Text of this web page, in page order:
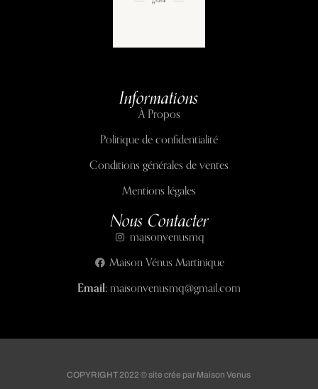
Informations
À Propos
Politique de confidentialité
Conditions générales de ventes
Mentions légales
Nous Contacter
maisonvenusmq
Maison Vénus Martinique
Email:maisonvenusmq@gmail.com
COPYRIGHT 2022 © site crée par Maison Venus